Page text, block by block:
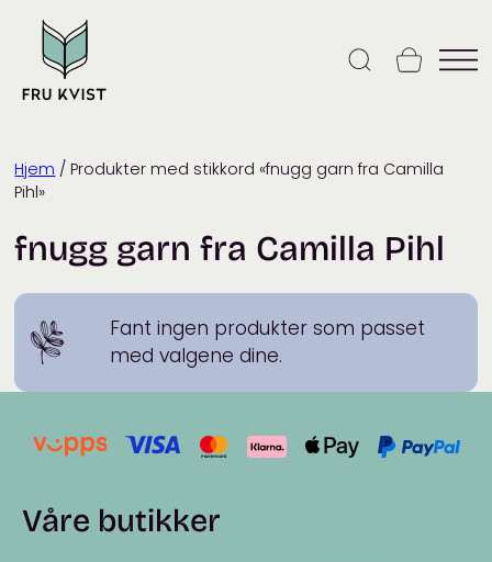
content
Hjem / Produkter med stikkord «fnugg garn fra Camilla
Pihl»
fnugg garn fra Camilla Pihl
Fant ingen produkter som passet
med valgene dine.
Våre butikker